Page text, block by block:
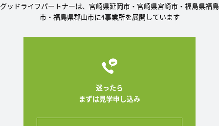
グッドライフパートナーは、宮崎県延岡市・宮崎県宮崎市・福島県福島
市・福島県郡山市に4事業所を展開しています
迷ったら
まずは見学申し込み